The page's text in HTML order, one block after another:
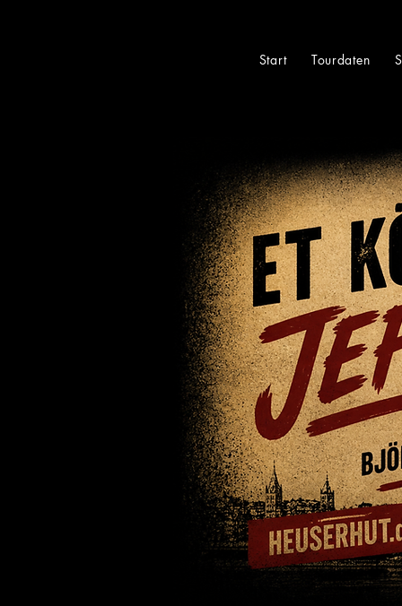
Start Tourdaten